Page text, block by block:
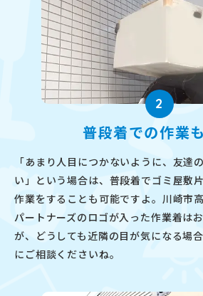
2
普段着での作業
「あまり人目につかないように、友達
い」という場合は、普段着でゴミ屋敷
作業をすることも可能ですよ。川崎市
パートナーズのロゴが入った作業着は
が、どうしても近隣の目が気になる場
にご相談くださいね。